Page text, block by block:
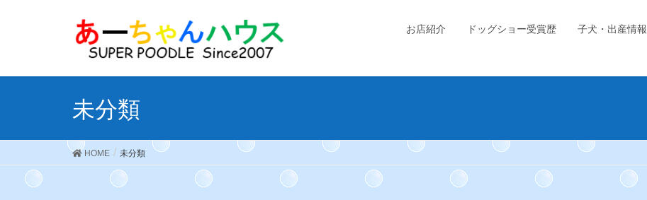
お店紹介 ドッグショー受賞歴 子犬・出産情報
未分類
HOME 未分類